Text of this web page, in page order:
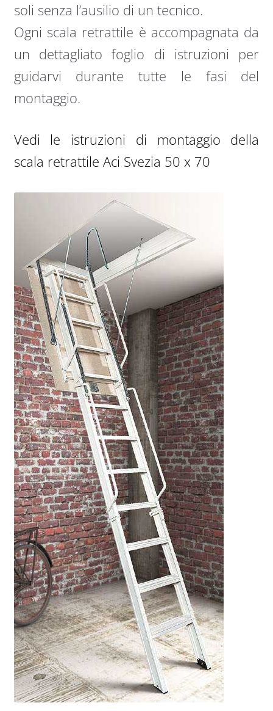
soli senza l’ausilio di un tecnico.
Ogni scala retrattile è accompagnata da
un dettagliato foglio di istruzioni per
guidarvi durante tutte le fasi del
montaggio.
Vedi le istruzioni di montaggio della
scala retrattile Aci Svezia 50 x 70